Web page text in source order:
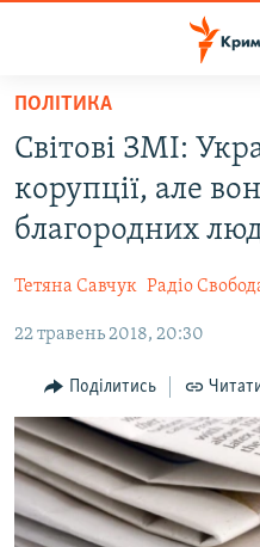
Перейти
основного
матеріалу
Перейти
до
основної
Перейти
пошуку
ВІДЕО ТА ФОТО
БЛОГИ
ПОГЛЯД
ІНТЕРВ'Ю
ВСЕ ЗА ДЕНЬ
СПЕЦПРОЕКТИ
ДЕПОРТАЦІЯ
ЯК ОБІЙТИ БЛОКУВАННЯ
ПОЛІТИКА
Світові ЗМІ:
корупції, але
благородних
Тетяна Савчук Радіо
22 травень 2018, 20:30
Поділитись